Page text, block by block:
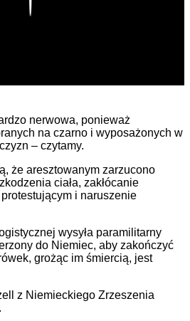
nerwowa, ponieważ
na czarno i wyposażonych w
– czytamy.
że aresztowanym zarzucono
ciała, zakłócanie
i naruszenie
wysyła paramilitarny
do Niemiec, aby zakończyć
grożąc im śmiercią, jest
z Niemieckiego Zrzeszenia